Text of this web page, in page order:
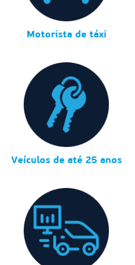
Motorista de táxi
Veículos de até 25 anos